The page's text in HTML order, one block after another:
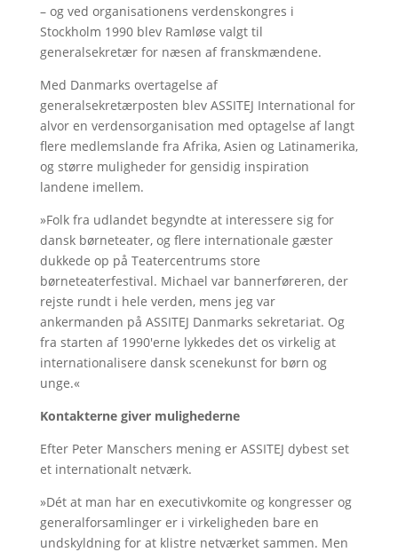
– og ved organisationens verdenskongres i
Stockholm 1990 blev Ramløse valgt til
generalsekretær for næsen af franskmændene.
Med Danmarks overtagelse af
generalsekretærposten blev ASSITEJ International for
alvor en verdensorganisation med optagelse af langt
flere medlemslande fra Afrika, Asien og Latinamerika,
og større muligheder for gensidig inspiration
landene imellem.
»Folk fra udlandet begyndte at interessere sig for
dansk børneteater, og flere internationale gæster
dukkede op på Teatercentrums store
børneteaterfestival. Michael var bannerføreren, der
rejste rundt i hele verden, mens jeg var
ankermanden på ASSITEJ Danmarks sekretariat. Og
fra starten af 1990'erne lykkedes det os virkelig at
internationalisere dansk scenekunst for børn og
unge.«
Kontakterne giver mulighederne
Efter Peter Manschers mening er ASSITEJ dybest set
et internationalt netværk.
»Dét at man har en executivkomite og kongresser og
generalforsamlinger er i virkeligheden bare en
undskyldning for at klistre netværket sammen. Men